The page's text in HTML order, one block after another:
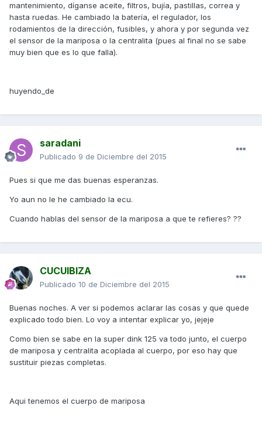
mantenimiento, díganse aceite, filtros, bujía, pastillas, correa y
hasta ruedas. He cambiado la batería, el regulador, los
rodamientos de la dirección, fusibles, y ahora y por segunda vez
el sensor de la mariposa o la centralita (pues al final no se sabe
muy bien que es lo que falla).
huyendo_de
saradani
Publicado 9 de Diciembre del 2015
Pues si que me das buenas esperanzas.
Yo aun no le he cambiado la ecu.
Cuando hablas del sensor de la mariposa a que te refieres? ??
CUCUIBIZA
Publicado 10 de Diciembre del 2015
Buenas noches. A ver si podemos aclarar las cosas y que quede
explicado todo bien. Lo voy a intentar explicar yo, jejeje
Como bien se sabe en la super dink 125 va todo junto, el cuerpo
de mariposa y centralita acoplada al cuerpo, por eso hay que
sustituir piezas completas.
Aqui tenemos el cuerpo de mariposa